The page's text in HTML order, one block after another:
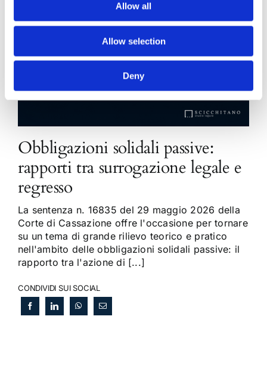
Allow all
Allow selection
Deny
Obbligazioni solidali passive:
rapporti tra surrogazione legale e
regresso
La sentenza n. 16835 del 29 maggio 2026 della
Corte di Cassazione offre l'occasione per tornare
su un tema di grande rilievo teorico e pratico
nell'ambito delle obbligazioni solidali passive: il
rapporto tra l'azione di [...]
CONDIVIDI SUI SOCIAL